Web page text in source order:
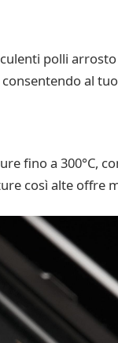
polli
al
fino a 300°C,
così alte offre